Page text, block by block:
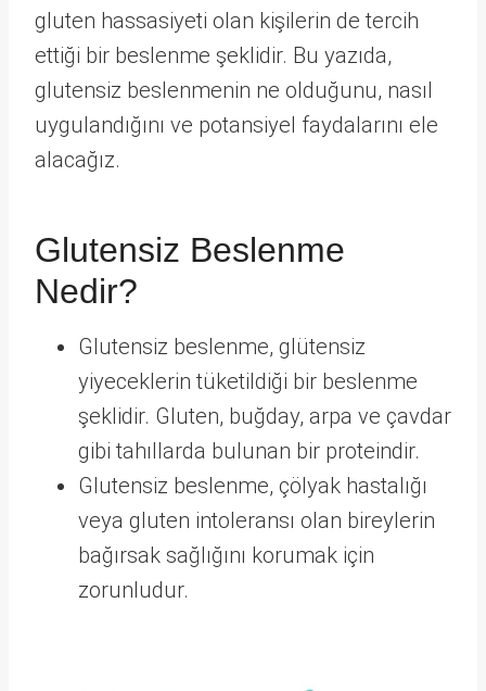
gluten hassasiyeti olan kişilerin de tercih
ettiği bir beslenme şeklidir. Bu yazıda,
glutensiz beslenmenin ne olduğunu, nasıl
uygulandığını ve potansiyel faydalarını ele
alacağız.
Glutensiz Beslenme
Nedir?
Glutensiz beslenme, glütensiz
yiyeceklerin tüketildiği bir beslenme
şeklidir. Gluten, buğday, arpa ve çavdar
gibi tahıllarda bulunan bir proteindir.
Glutensiz beslenme, çölyak hastalığı
veya gluten intoleransı olan bireylerin
bağırsak sağlığını korumak için
zorunludur.